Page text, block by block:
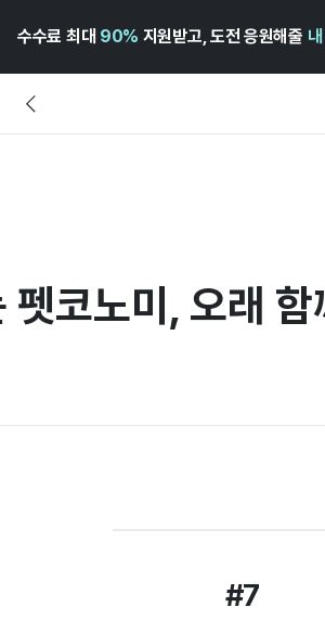
수수료 최대 90% 지원받고, 도전 응원해줄
코노미, 오래
#7